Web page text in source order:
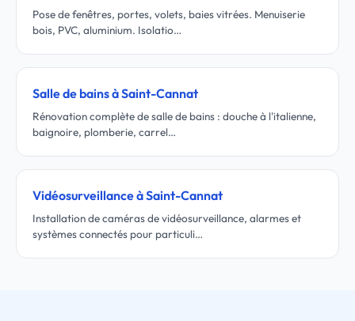
Pose de fenêtres, portes, volets, baies vitrées. Menuiserie
bois, PVC, aluminium. Isolatio…
Salle de bains à Saint-Cannat
Rénovation complète de salle de bains : douche à l'italienne,
baignoire, plomberie, carrel…
Vidéosurveillance à Saint-Cannat
Installation de caméras de vidéosurveillance, alarmes et
systèmes connectés pour particuli…